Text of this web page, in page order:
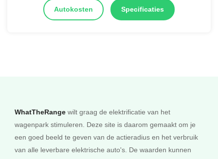
Autokosten Specificaties
WhatTheRange wilt graag de elektrificatie van het
wagenpark stimuleren. Deze site is daarom gemaakt om je
een goed beeld te geven van de actieradius en het verbruik
van alle leverbare elektrische auto's. De waarden kunnen